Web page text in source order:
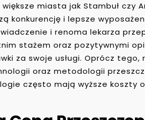
miasta jak Stambuł czy
konkurencję i lepsze
i renoma lekarza
stażem oraz pozytywnymi
za swoje usługi. Oprócz
oraz metodologii
często mają wyższe koszty